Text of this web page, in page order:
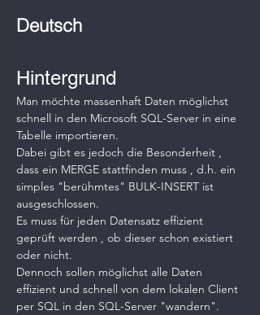
Deutsch
Hintergrund
Man möchte massenhaft Daten möglichst
schnell in den Microsoft SQL-Server in eine
Tabelle importieren.
Dabei gibt es jedoch die Besonderheit ,
dass ein MERGE stattfinden muss , d.h. ein
simples "berühmtes" BULK-INSERT ist
ausgeschlossen.
Es muss für jeden Datensatz effizient
geprüft werden , ob dieser schon existiert
oder nicht.
Dennoch sollen möglichst alle Daten
effizient und schnell von dem lokalen Client
per SQL in den SQL-Server "wandern".